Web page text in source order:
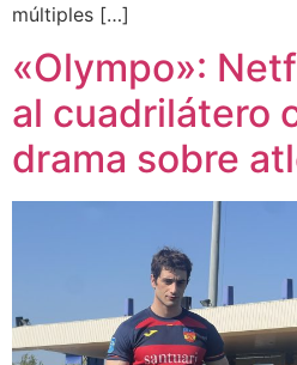
múltiples […]
«Olympo»:
al cuadrilátero
drama sobre